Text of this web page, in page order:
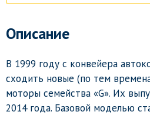
Описание
В 1999 году с конвейера
сходить новые (по тем
моторы семейства «G». Их
2014 года. Базовой моделью